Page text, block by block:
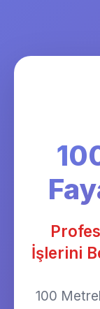
İşlerini
100